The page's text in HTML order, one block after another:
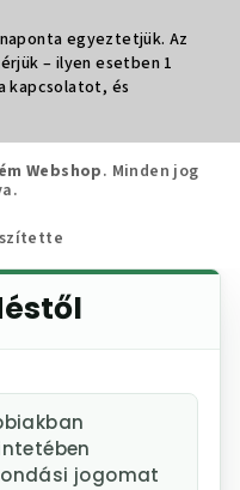
egyeztetjük. Az
– ilyen esetben 1
kapcsolatot, és
Webshop. Minden jog
jogomat